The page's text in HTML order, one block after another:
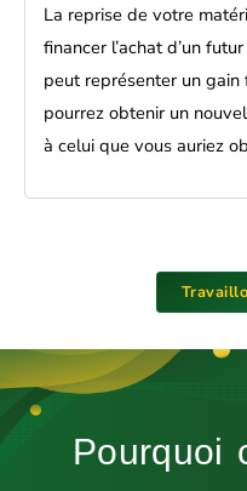
La reprise de votre
financer l’achat d’un
peut représenter un
pourrez obtenir un
à celui que vous auriez
Pourquoi